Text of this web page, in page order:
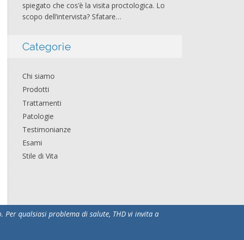
spiegato che cos’è la visita proctologica. Lo
scopo dell’intervista? Sfatare…
Categorie
Chi siamo
Prodotti
Trattamenti
Patologie
Testimonianze
Esami
Stile di Vita
Per qualsiasi problema di salute, THD vi invita a